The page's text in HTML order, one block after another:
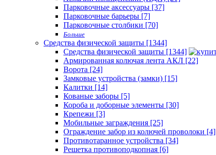
Парковочные аксессуары [37]
Парковочные барьеры [7]
Парковочные столбики [70]
Больше
Средства физической защиты [1344]
Средства физической защиты [1344]
Армированная колючая лента АКЛ [22]
Ворота [24]
Замковые устройства (замки) [15]
Калитки [14]
Кованые заборы [5]
Короба и доборные элементы [30]
Крепежи [3]
Мобильные заграждения [25]
Ограждение забор из колючей проволоки [4]
Противотаранное устройства [34]
Решетка противоподкопная [6]